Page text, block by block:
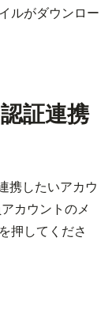
ルがダウンロー
証連携
携したいアカウ
カウントのメ
を押してくださ